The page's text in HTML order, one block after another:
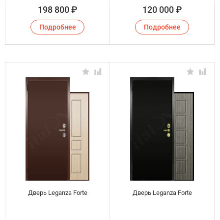
198 800₽
Подробнее
120 000₽
Подробнее
Дверь Leganza Forte Дверь Leganza Forte